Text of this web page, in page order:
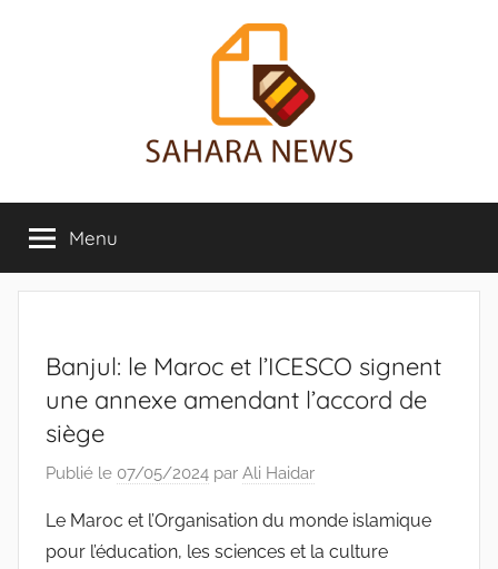
Sahara
News
sur
le
Sahara
Menu
Banjul: le Maroc et l’ICESCO signent
une annexe amendant l’accord de
siège
Publié le 07/05/2024 par Ali Haidar
Le Maroc et l’Organisation du monde islamique
pour l’éducation, les sciences et la culture